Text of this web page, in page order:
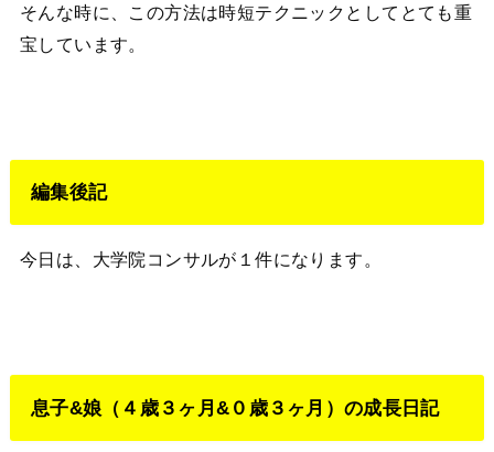
そんな時に、この方法は時短テクニックとしてとても重
宝しています。
編集後記
今日は、大学院コンサルが１件になります。
息子&娘（４歳３ヶ月&０歳３ヶ月）の成長日記